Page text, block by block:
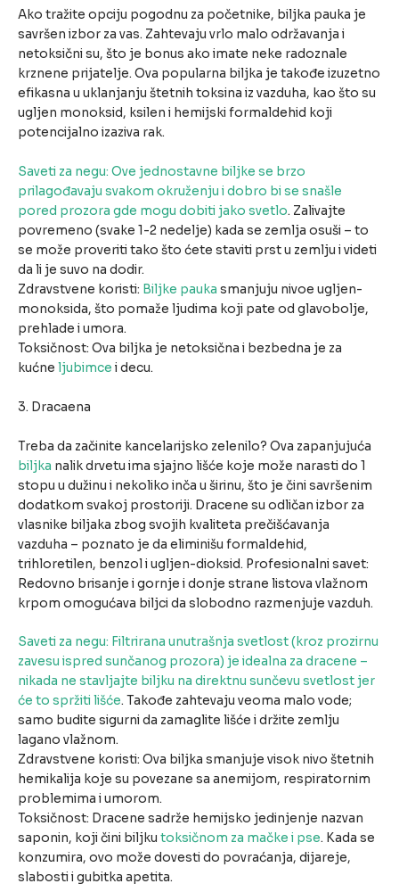
Ako tražite opciju pogodnu za početnike, biljka pauka je
savršen izbor za vas. Zahtevaju vrlo malo održavanja i
netoksični su, što je bonus ako imate neke radoznale
krznene prijatelje. Ova popularna biljka je takođe izuzetno
efikasna u uklanjanju štetnih toksina iz vazduha, kao što su
ugljen monoksid, ksilen i hemijski formaldehid koji
potencijalno izaziva rak.
Saveti za negu: Ove jednostavne biljke se brzo
prilagođavaju svakom okruženju i dobro bi se snašle
pored prozora gde mogu dobiti jako svetlo. Zalivajte
povremeno (svake 1-2 nedelje) kada se zemlja osuši – to
se može proveriti tako što ćete staviti prst u zemlju i videti
da li je suvo na dodir.
Zdravstvene koristi: Biljke pauka smanjuju nivoe ugljen-
monoksida, što pomaže ljudima koji pate od glavobolje,
prehlade i umora.
Toksičnost: Ova biljka je netoksična i bezbedna je za
kućne ljubimce i decu.
3. Dracaena
Treba da začinite kancelarijsko zelenilo? Ova zapanjujuća
biljka nalik drvetu ima sjajno lišće koje može narasti do 1
stopu u dužinu i nekoliko inča u širinu, što je čini savršenim
dodatkom svakoj prostoriji. Dracene su odličan izbor za
vlasnike biljaka zbog svojih kvaliteta prečišćavanja
vazduha – poznato je da eliminišu formaldehid,
trihloretilen, benzol i ugljen-dioksid. Profesionalni savet:
Redovno brisanje i gornje i donje strane listova vlažnom
krpom omogućava biljci da slobodno razmenjuje vazduh.
Saveti za negu: Filtrirana unutrašnja svetlost (kroz prozirnu
zavesu ispred sunčanog prozora) je idealna za dracene –
nikada ne stavljajte biljku na direktnu sunčevu svetlost jer
će to spržiti lišće. Takođe zahtevaju veoma malo vode;
samo budite sigurni da zamaglite lišće i držite zemlju
lagano vlažnom.
Zdravstvene koristi: Ova biljka smanjuje visok nivo štetnih
hemikalija koje su povezane sa anemijom, respiratornim
problemima i umorom.
Toksičnost: Dracene sadrže hemijsko jedinjenje nazvan
saponin, koji čini biljku toksičnom za mačke i pse. Kada se
konzumira, ovo može dovesti do povraćanja, dijareje,
slabosti i gubitka apetita.